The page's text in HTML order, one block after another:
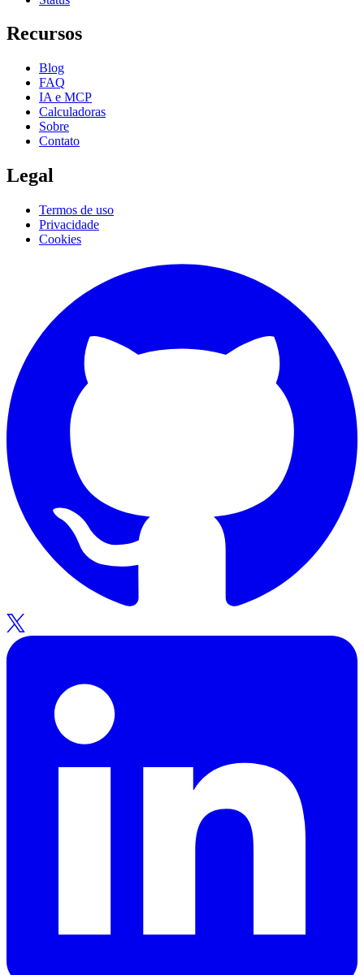
Recursos
Blog
FAQ
IA e MCP
Calculadoras
Sobre
Contato
Legal
Termos de uso
Privacidade
Cookies